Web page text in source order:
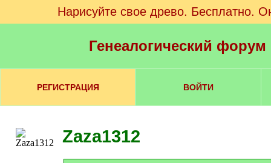
Нарисуйте свое древо. Бесплатно.
Генеалогический
РЕГИСТРАЦИЯ ВОЙТИ
Zaza1312